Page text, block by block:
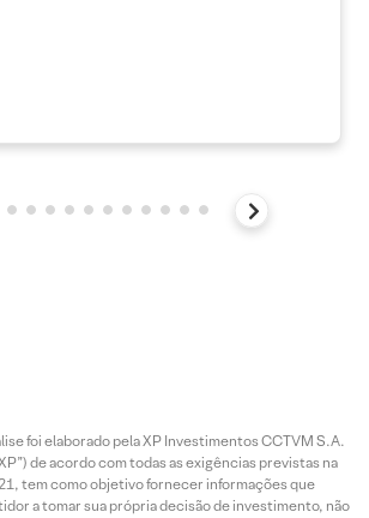
foi elaborado pela XP Investimentos CCTVM S.A.
de acordo com todas as exigências previstas na
tem como objetivo fornecer informações que
a tomar sua própria decisão de investimento, não